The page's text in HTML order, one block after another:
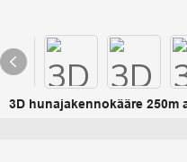
3D hunajakennokääre